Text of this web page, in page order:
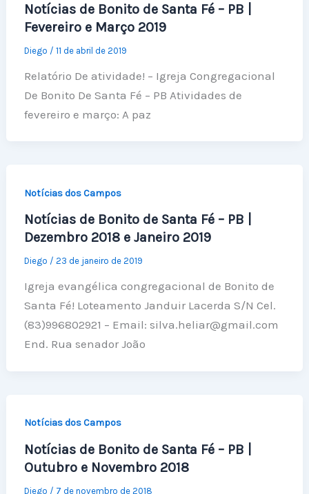
Notícias de Bonito de Santa Fé – PB |
Fevereiro e Março 2019
Diego / 11 de abril de 2019
Relatório De atividade! – Igreja Congregacional
De Bonito De Santa Fé – PB Atividades de
fevereiro e março: A paz
Notícias dos Campos
Notícias de Bonito de Santa Fé – PB |
Dezembro 2018 e Janeiro 2019
Diego / 23 de janeiro de 2019
Igreja evangélica congregacional de Bonito de
Santa Fé! Loteamento Janduir Lacerda S/N Cel.
(83)996802921 – Email: silva.heliar@gmail.com
End. Rua senador João
Notícias dos Campos
Notícias de Bonito de Santa Fé – PB |
Outubro e Novembro 2018
Diego / 7 de novembro de 2018